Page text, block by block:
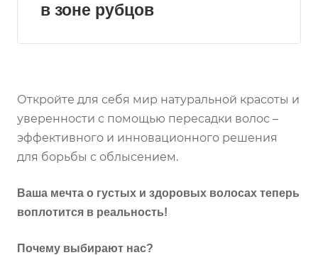
в зоне рубцов
Откройте для себя мир натуральной красоты и
уверенности с помощью пересадки волос –
эффективного и инновационного решения
для борьбы с облысением.
Ваша мечта о густых и здоровых волосах теперь
воплотится в реальность!
Почему выбирают нас?